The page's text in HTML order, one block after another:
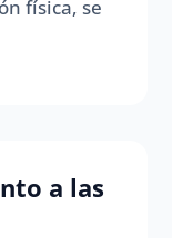
física, se
a las